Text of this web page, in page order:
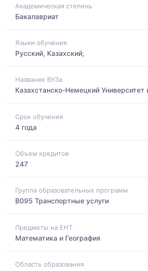
Академическая степень
Бакалавриат
Языки обучения
Русский, Казахский,
Название ВУЗа
Казахстанско-Немецкий
Срок обучения
4 года
Объем кредитов
247
Группа образовательных программ
B095 Транспортные услуги
Предметы на ЕНТ
Математика и География
Область образования